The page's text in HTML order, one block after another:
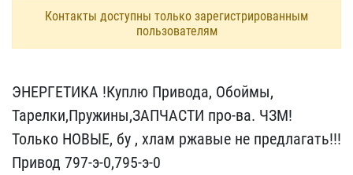
Контакты доступны только зарегистрированным
пользователям
ЭНЕРГЕТИКА !Куплю Привод​а, Обоймы,
Тарелки,Пружи​ны,ЗАПЧАСТИ про-ва. ЧЗМ!​
Только НОВЫЕ, бу , хлам​ ржавые не предлагать!!!​
Привод 797-э-0,795-э-0